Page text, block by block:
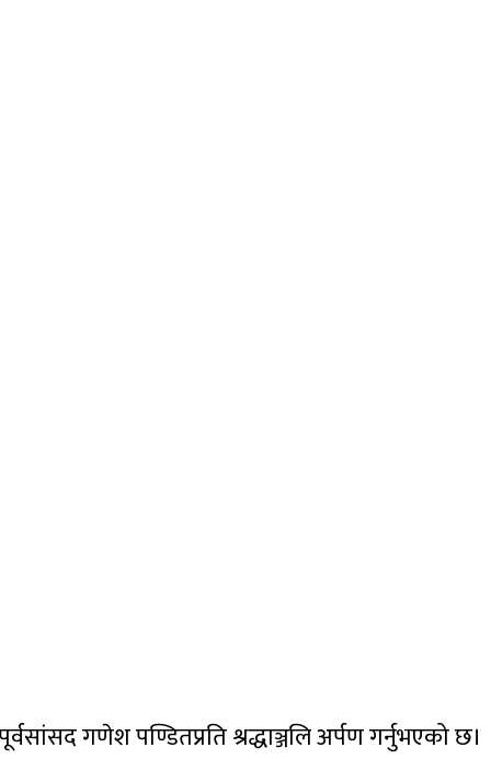
गणेश पण्डितप्रति श्रद्धाञ्जलि अर्पण गर्नुभएको छ।